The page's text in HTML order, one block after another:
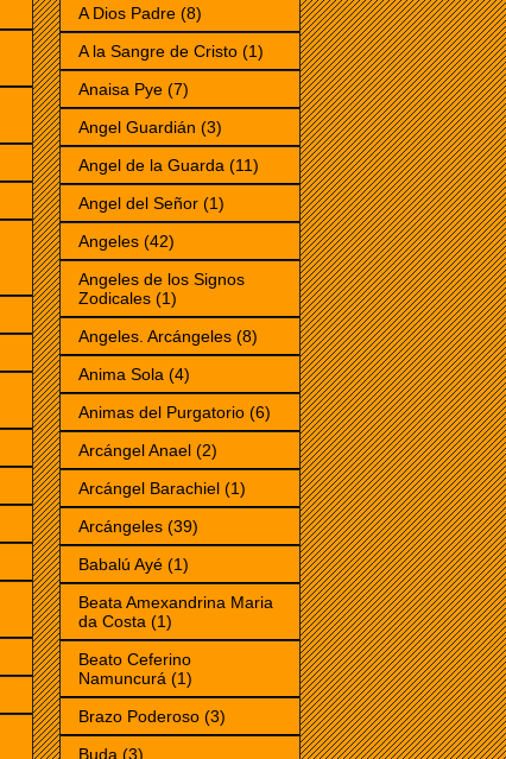
A Dios Padre (8)
A la Sangre de Cristo (1)
Anaisa Pye (7)
Angel Guardián (3)
Angel de la Guarda (11)
Angel del Señor (1)
Angeles (42)
Angeles de los Signos
Zodicales (1)
Angeles. Arcángeles (8)
Anima Sola (4)
Animas del Purgatorio (6)
Arcángel Anael (2)
Arcángel Barachiel (1)
Arcángeles (39)
Babalú Ayé (1)
Beata Amexandrina Maria
da Costa (1)
Beato Ceferino
Namuncurá (1)
Brazo Poderoso (3)
Buda (3)